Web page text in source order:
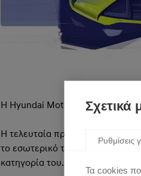
Σχετικά
Ρυθμίσεις
Τα cookies
Η Hyundai Motor παρουσιάζει
Η τελευταία προσθήκη στη
το εσωτερικό του μοντέλου,
κατηγορία του.